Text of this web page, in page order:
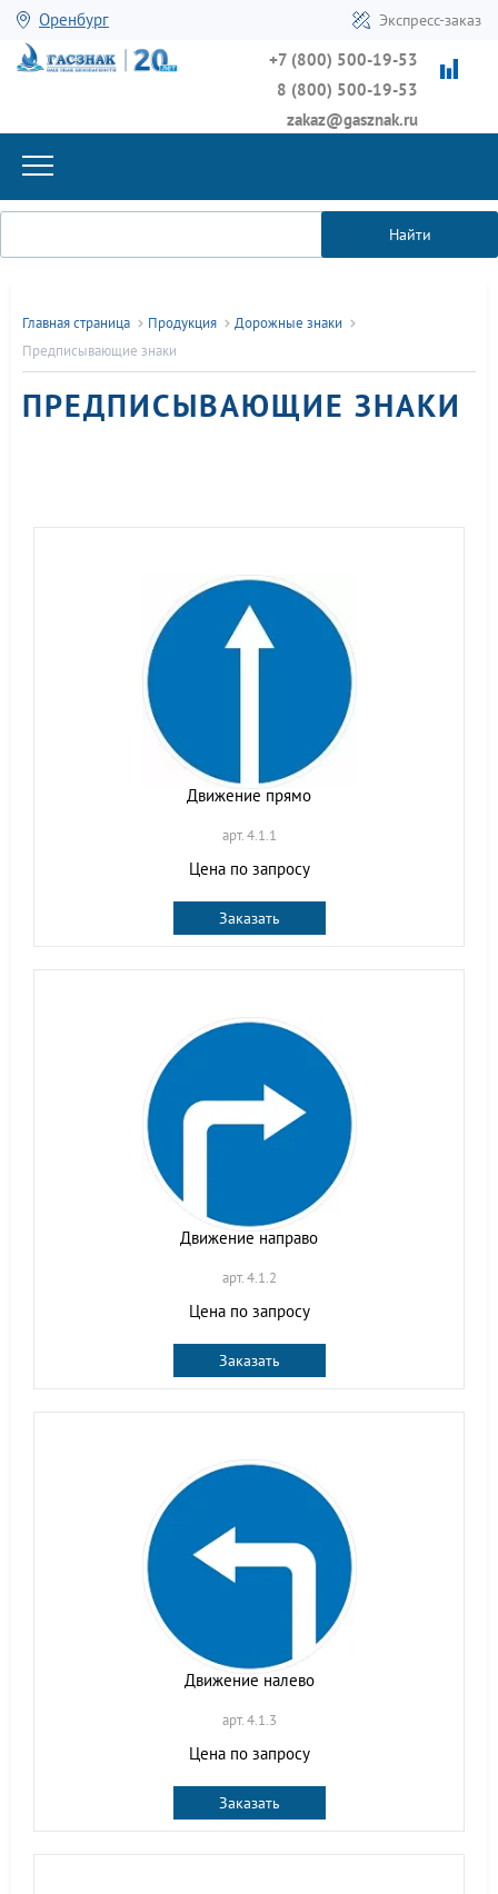
Оренбург Экспресс-заказ
+7 (800) 500-19-53
8 (800) 500-19-53
zakaz@gasznak.ru
Найти
Главная страница Продукция
Дорожные знаки
Предписывающие знаки
ПРЕДПИСЫВАЮЩИЕ ЗНАКИ
Движение прямо
арт. 4.1.1
Цена по запросу
Заказать
Движение направо
арт. 4.1.2
Цена по запросу
Заказать
Движение налево
арт. 4.1.3
Цена по запросу
Заказать